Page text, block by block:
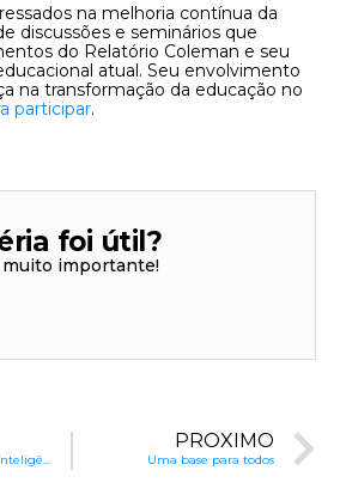
na melhoria contínua da
discussões e seminários que
do Relatório Coleman e seu
atual. Seu envolvimento
na transformação da educação no
participar.
foi útil?
importante!
PRÓXIMO
Uma base para todos